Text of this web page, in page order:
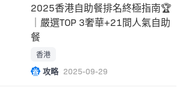
2025香港自助餐排名終極指南🏆
｜嚴選TOP 3奢華+21間人氣自助
餐
香港
攻略 2025-09-29